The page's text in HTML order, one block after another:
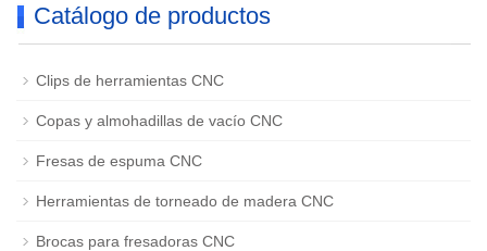
Catálogo de productos
Clips de herramientas CNC
Copas y almohadillas de vacío CNC
Fresas de espuma CNC
Herramientas de torneado de madera CNC
Brocas para fresadoras CNC